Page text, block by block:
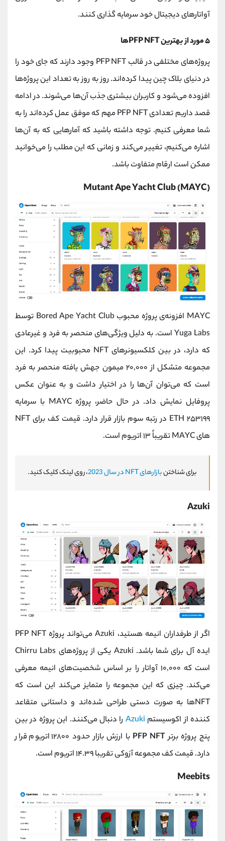
آواتارهای دیجیتال خود سرمایه گذاری کنند.
۵ مورد از بهترین PFP NFTها
پروژه‌های مختلفی در قالب PFP NFT وجود دارند که جای خود را
در دنیای بلاک چین پیدا کرده‌اند. روز به روز به تعداد این پروژه‌ها
افزوده می‌شود و کاربران بیشتری جذب آن‌ها می‌شوند. در ادامه
قصد داریم تعدادی
PFP NFT مهم که موفق عمل کرده‌اند را به
شما معرفی کنیم. توجه داشته باشید که آمارهایی که به آن‌ها
اشاره می‌کنیم، تغییر می‌کند و زمانی که این مطلب را می‌خوانید
ممکن است ارقام متفاوت باشد.
Mutant Ape Yacht Club (MAYC)
MAYC افزونه‌ی پروژه محبوب Bored Ape Yacht Club توسط
Yuga Labs است. به دلیل ویژگی‌های منحصر به فرد و غیرعادی
که دارد، در بین کلکسیونرهای NFT محبوبیت پیدا کرد. این
مجموعه متشکل از ۲۰,۰۰۰ میمون جهش یافته منحصر به فرد
است که می‌توان آن‌ها را در اختیار داشت و به عنوان عکس
پروفایل نمایش داد. در حال حاضر، پروژه MAYC با سرمایه
۲۵۳۱۹۹ ETH در رتبه سوم بازار قرار دارد. قیمت کف برای NFT
های MAYC تقریباً ۱۳ اتریوم است.
برای شناختنبازارهای NFT در سال 2023 ، روی لینک کلیک کنید.
Azuki
اگر از طرفداران انیمه هستید، Azuki می‌تواند پروژه PFP NFT
ایده آل برای شما باشد. Azuki یکی از پروژه‌های Chirru Labs
است که ۱۰,۰۰۰ آواتار را بر اساس شخصیت‌های انیمه معرفی
می‌کند. چیزی که این مجموعه را متمایز می‌کند این است که
NFTها به صورت دستی طراحی شده‌اند و داستانی متقاعد
کننده از اکوسیستم Azuki را دنبال می‌کنند. این پروژه در بین
پنج پروژه برترPFP NFT
با ارزش بازار حدود ۱۲۸۰۰ اتریوم قرار
دارد. قیمت کف مجموعه آزوکی تقریبا ۱۴.۳۹ اتریوم است.
Meebits